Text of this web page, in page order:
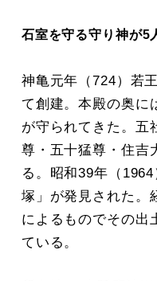
石室を守る守り神が5
神亀元年（724）若
て創建。本殿の奥に
が守られてきた。五
尊・五十猛尊・住吉
る。昭和39年（
塚」が発見された。
によるものでその出
ている。